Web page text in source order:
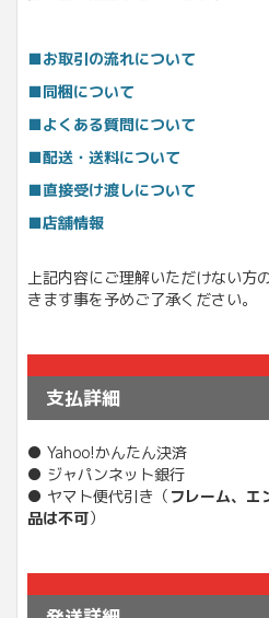
■お取引の流れについて
■同梱について
■よくある質問について
■配送・送料について
■直接受け渡しについて
■店舗情報
上記内容にご理解いただけない方
きます事を予めご了承ください。
支払詳細
● Yahoo!かんたん決済
● ジャパンネット銀行
● ヤマト便代引き（ フレーム、エ
品は不可）